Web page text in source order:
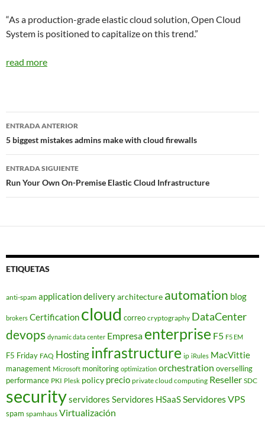
“As a production-grade elastic cloud solution, Open Cloud
System is positioned to capitalize on this trend.”
read more
Navegador
de
entradas
ENTRADA ANTERIOR
5 biggest mistakes admins make with cloud firewalls
ENTRADA SIGUIENTE
Run Your Own On-Premise Elastic Cloud Infrastructure
ETIQUETAS
anti-spam application deliveryarchitecture automation blog
brokers Certification cloud correo cryptography DataCenter
devops dynamic data center Empresa enterprise F5 F5 EM
F5 Friday FAQ Hostinginfrastructure ip iRules MacVittie
management Microsoft monitoring optimization orchestration overselling
performance PKI Plesk policy precio private cloud computing Reseller SDC
securityservidores Servidores HSaaSServidores VPS
spam spamhaus Virtualización